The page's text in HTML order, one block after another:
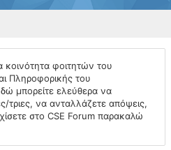
κοινότητα φοιτητών του
Πληροφορικής του
μπορείτε ελεύθερα να
τριες, να ανταλλάζετε απόψεις,
στο CSE Forum παρακαλώ